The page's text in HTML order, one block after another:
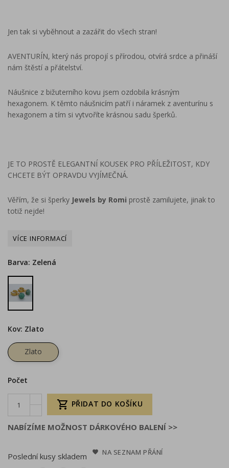
Jen tak si vyběhnout a zazářit do všech stran!
AVENTURÍN, který nás propojí s přírodou, otvírá srdce a přináší
nám štěstí a přátelství.
Náušnice z bižuterního kovu jsem ozdobila krásným
hexagonem. K těmto náušnicím patří i náramek z aventurínu s
hexagonem a tím si vytvoříte krásnou sadu šperků.
JE TO PROSTĚ ELEGANTNÍ KOUSEK PRO PŘÍLEŽITOST, KDY
CHCETE BÝT OPRAVDU VYJÍMEČNÁ.
Věřím, že si šperky Jewels by Romi prostě zamilujete, jinak to
totiž nejde!
Barva: Zelená
Zelená
Kov: Zlato
Zlato
Počet
 PŘIDAT DO KOŠÍKU
NABÍZÍME MOŽNOST DÁRKOVÉHO BALENÍ >>
Poslední kusy skladem NA SEZNAM PŘÁNÍ